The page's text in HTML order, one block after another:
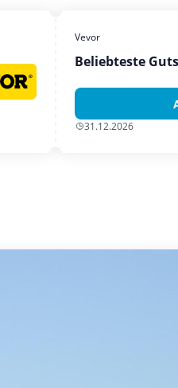
Vevor
Beliebteste
31.12.2026